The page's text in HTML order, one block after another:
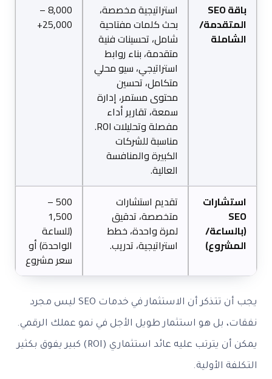
باقة SEO
المتقدمة/
الشاملة
استراتيجية مخصصة،
بحث كلمات مفتاحية
شامل، تحسينات فنية
متقدمة، بناء روابط
استراتيجي، سيو محلي
متكامل، تحسين
محتوى مستمر، إدارة
سمعة، تقارير أداء
مفصلة وتحليلات ROI.
مناسبة للشركات
الكبيرة والمنافسة
العالية.
8,000 –
25,000+
استشارات
SEO
(بالساعة/
المشروع)
تقديم استشارات
متخصصة، تدقيق
لمرة واحدة، خطط
استراتيجية، تدريب.
500 –
1,500
(للساعة
الواحدة) أو
سعر مشروع
يجب أن تتذكر أن الاستثمار في خدمات SEO ليس مجرد
نفقات، بل هو استثمار طويل الأجل في نمو عملك الرقمي.
يمكن أن يترتب عليه عائد استثماري (ROI) كبير يفوق بكثير
التكلفة الأولية.